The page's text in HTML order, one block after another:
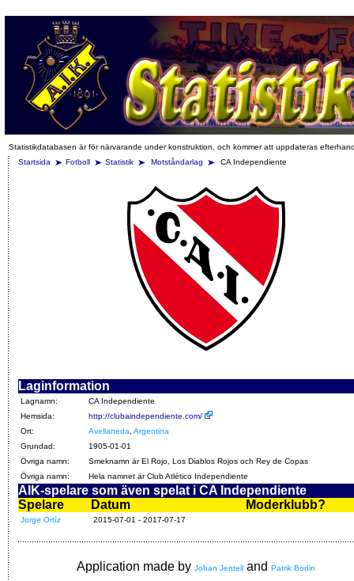
Statistikdatabasen är för närvarande under konstruktion, och kommer att uppdateras
Startsida
Fotboll Statistik Motståndarlag CA Independiente
Laginformation
Lagnamn:
CA Independiente
Hemsida:
http://clubaindependiente.com/
Ort:
Avellaneda Argentina
Grundad:
1905-01-01
Övriga namn:
Smeknamn är El Rojo, Los Diablos Rojos och Rey de Copas
Övriga namn:
Hela namnet är Club Atlético Independiente
AIK-spelare som även spelat i CA Independiente
Spelare
Datum Moderklubb?
Jorge Ortíz 2015-07-01 - 2017-07-17
Application made by Johan Jentell and Patrik Bodin